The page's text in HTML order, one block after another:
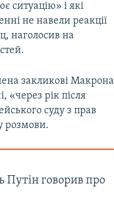
ситуацію» і які
не навели реакції
наголосив на
закликові Макрона
«через рік після
суду з прав
розмови.
Путін говорив про